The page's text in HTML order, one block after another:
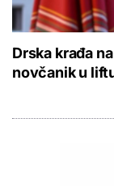
Drska krađa
novčanik u